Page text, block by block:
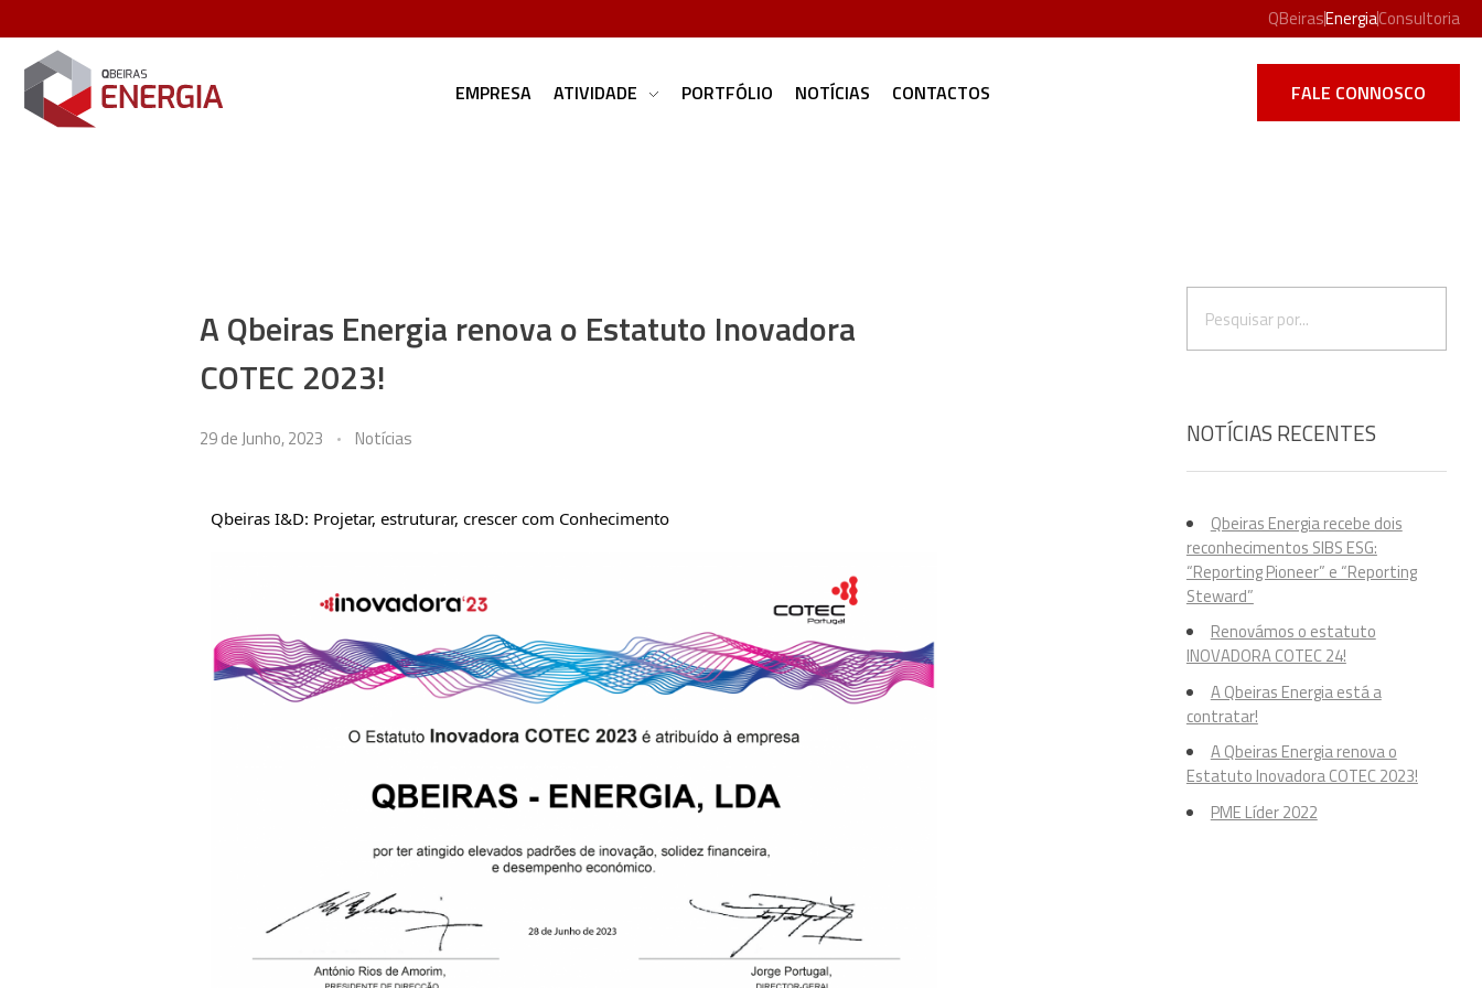
QBeirasEnergiaConsultoria
Qbeiras Energia
EMPRESA ATIVIDADE PORTFÓLIO NOTÍCIAS CONTACTOS FALE CONNOSCO
A Qbeiras Energia renova o Estatuto Inovadora
COTEC 2023!
29 de Junho, 2023 Notícias
Qbeiras I&D: Projetar, estruturar, crescer com Conhecimento
NOTÍCIAS RECENTES
Qbeiras Energia recebe dois
reconhecimentos SIBS ESG:
“Reporting Pioneer” e “Reporting
Steward”
Renovámos o estatuto
INOVADORA COTEC 24!
A Qbeiras Energia está a
contratar!
A Qbeiras Energia renova o
Estatuto Inovadora COTEC 2023!
PME Líder 2022